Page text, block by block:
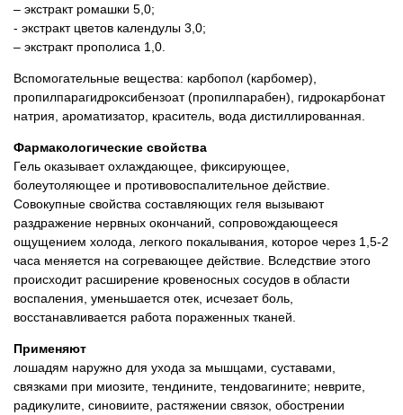
– экстракт ромашки 5,0;
- экстракт цветов календулы 3,0;
– экстракт прополиса 1,0.
Вспомогательные вещества: карбопол (карбомер),
пропилпарагидроксибензоат (пропилпарабен), гидрокарбонат
натрия, ароматизатор, краситель, вода дистиллированная.
Фармакологические свойства
Гель оказывает охлаждающее, фиксирующее,
болеутоляющее и противовоспалительное действие.
Совокупные свойства составляющих геля вызывают
раздражение нервных окончаний, сопровождающееся
ощущением холода, легкого покалывания, которое через 1,5-2
часа меняется на согревающее действие. Вследствие этого
происходит расширение кровеносных сосудов в области
воспаления, уменьшается отек, исчезает боль,
восстанавливается работа пораженных тканей.
Применяют
лошадям наружно для ухода за мышцами, суставами,
связками при миозите, тендините, тендовагините; неврите,
радикулите, синовиите, растяжении связок, обострении